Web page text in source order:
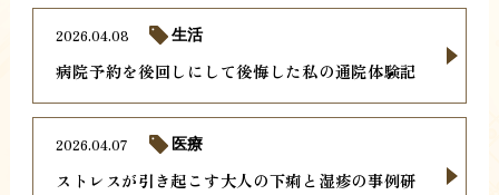
病院予約を後回しにして後悔した私の通院体験記
2026.04.08 生活
ストレスが引き起こす大人の下痢と湿疹の事例研
2026.04.07 医療